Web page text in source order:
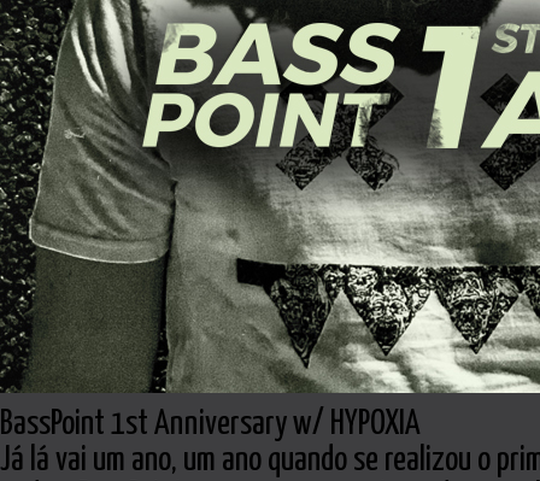
BassPoint 1st Anniversary w/ HYPOXIA
Já lá vai um ano, um ano quando se realizou o